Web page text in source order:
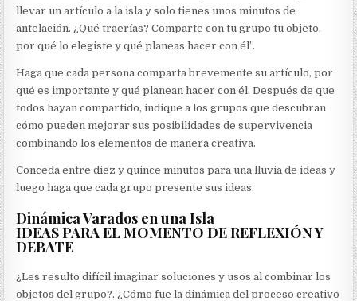
llevar un artículo a la isla y solo tienes unos minutos de
antelación. ¿Qué traerías? Comparte con tu grupo tu objeto,
por qué lo elegiste y qué planeas hacer con él”.
Haga que cada persona comparta brevemente su artículo, por
qué es importante y qué planean hacer con él. Después de que
todos hayan compartido, indique a los grupos que descubran
cómo pueden mejorar sus posibilidades de supervivencia
combinando los elementos de manera creativa.
Conceda entre diez y quince minutos para una lluvia de ideas y
luego haga que cada grupo presente sus ideas.
Dinámica Varados en una Isla
IDEAS PARA EL MOMENTO DE REFLEXIÓN Y
DEBATE
¿Les resulto difícil imaginar soluciones y usos al combinar los
objetos del grupo?. ¿Cómo fue la dinámica del proceso creativo